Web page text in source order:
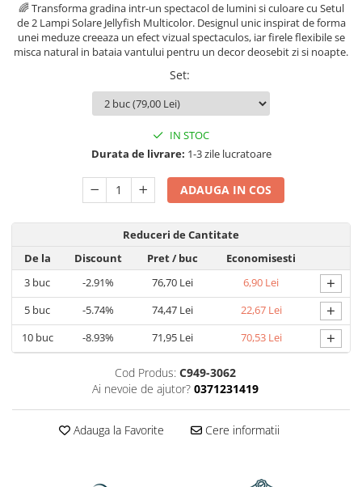
🌈 Transforma gradina intr-un spectacol de lumini si culoare cu Setul
de 2 Lampi Solare Jellyfish Multicolor. Designul unic inspirat de forma
unei meduze creeaza un efect vizual spectaculos, iar firele flexibile se
misca natural in bataia vantului pentru un decor deosebit zi si noapte.
Set:
IN STOC
Durata de livrare: 1-3 zile lucratoare
ADAUGA IN COS
Reduceri de Cantitate
De la
Discount Pret/ buc
Economisesti
3 buc -2.91% 76,70 Lei 6,90 Lei +
5 buc -5.74% 74,47 Lei 22,67 Lei +
10buc -8.93% 71,95 Lei 70,53 Lei +
Cod Produs: C949-3062
Ai nevoie de ajutor? 0371231419
Adauga la Favorite Cere informatii